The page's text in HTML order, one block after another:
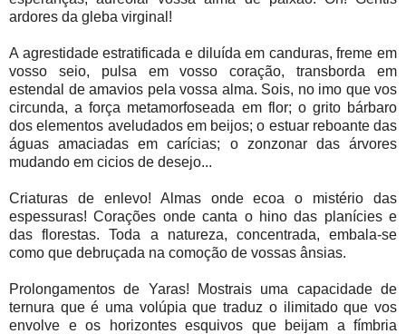
ardores da gleba virginal!
A agrestidade estratificada e diluída em canduras, freme em
vosso seio, pulsa em vosso coração, transborda em
estendal de amavios pela vossa alma. Sois, no imo que vos
circunda, a força metamorfoseada em flor; o grito bárbaro
dos elementos aveludados em beijos; o estuar reboante das
águas amaciadas em carícias; o zonzonar das árvores
mudando em cicios de desejo...
Criaturas de enlevo! Almas onde ecoa o mistério das
espessuras! Corações onde canta o hino das planícies e
das florestas. Toda a natureza, concentrada, embala-se
como que debruçada na comoção de vossas ânsias.
Prolongamentos de Yaras! Mostrais uma capacidade de
ternura que é uma volúpia que traduz o ilimitado que vos
envolve e os horizontes esquivos que beijam a fímbria